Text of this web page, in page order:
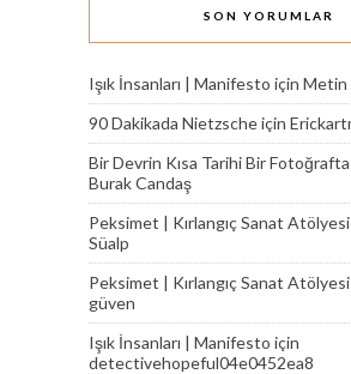
SON YORUMLAR
Işık İnsanları | Manifesto için Metin
90 Dakikada Nietzscheiçin
Bir Devrin Kısa Tarihi Bir Fotoğrafta
Burak Candaş
Peksimet | Kırlangıç Sanat
Süalp
Peksimet | Kırlangıç Sanat
güven
Işık İnsanları | Manifesto için
detectivehopeful04e0452ea8